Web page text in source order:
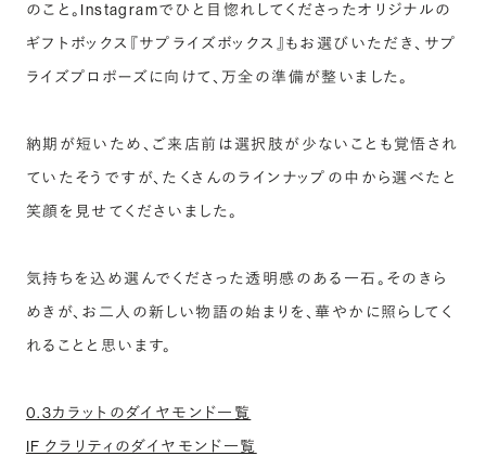
のこと。Instagramでひと目惚れしてくださったオリジナルの
ギフトボックス『サプライズボックス』もお選びいただき、サプ
ライズプロポーズに向けて、万全の準備が整いました。
納期が短いため、ご来店前は選択肢が少ないことも覚悟され
ていたそうですが、たくさんのラインナップの中から選べたと
笑顔を見せてくださいました。
気持ちを込め選んでくださった透明感のある一石。そのきら
めきが、お二人の新しい物語の始まりを、華やかに照らしてく
れることと思います。
0.3カラットのダイヤモンド一覧
IF クラリティのダイヤモンド一覧